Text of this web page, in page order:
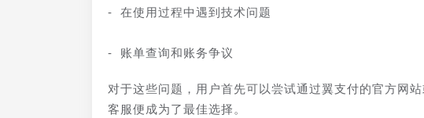
- 在使用过程中遇到技术问题
- 账单查询和账务争议
对于这些问题，用户首先可以尝试通过翼支付的官方网
客服便成为了最佳选择。